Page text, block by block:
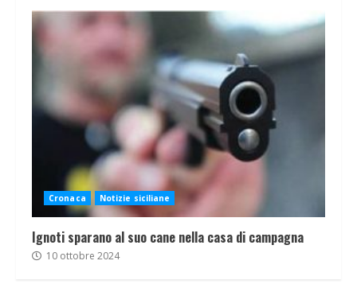
Cronaca Notizie siciliane
Ignoti sparano al suo cane nella casa di campagna
10 ottobre 2024